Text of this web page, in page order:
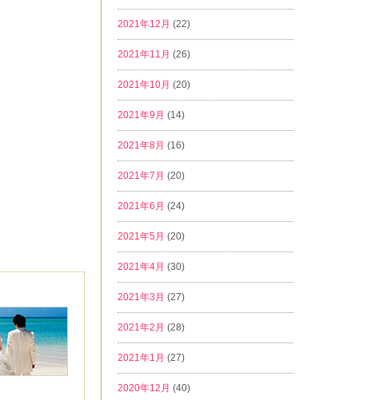
2021年12月 (22)
2021年11月 (26)
2021年10月 (20)
2021年9月 (14)
2021年8月 (16)
2021年7月 (20)
2021年6月 (24)
2021年5月 (20)
2021年4月 (30)
2021年3月 (27)
2021年2月 (28)
2021年1月 (27)
2020年12月 (40)